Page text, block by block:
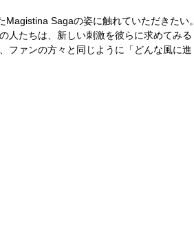
Sagaの姿に触れていただきたい。
人たちは、新しい刺激を彼らに求めてみる
ファンの方々と同じように「どんな風に進